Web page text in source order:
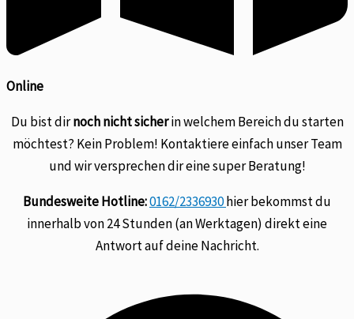
Online
Du bist dirnoch nicht sicherin welchem Bereich du starten
möchtest? Kein Problem! Kontaktiere einfach unser Team
und wir versprechen dir eine super Beratung!
Bundesweite Hotline:0162/2336930hier bekommst du
innerhalb von 24 Stunden (an Werktagen) direkt eine
Antwort auf deine Nachricht.